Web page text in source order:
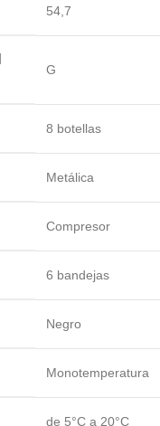
54,7
G
8 botellas
Metálica
Compresor
6 bandejas
Negro
Monotemperatura
de 5°C a 20°C